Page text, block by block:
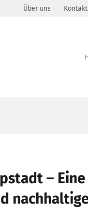
Über uns Kontakt
–